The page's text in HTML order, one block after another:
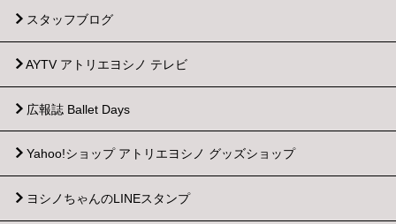
スタッフブログ
AYTV アトリエヨシノ テレビ
広報誌 Ballet Days
Yahoo!ショップ アトリエヨシノ グッズショップ
ヨシノちゃんのLINEスタンプ